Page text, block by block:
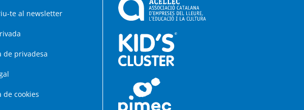
te al newsletter
de privadesa
de cookies